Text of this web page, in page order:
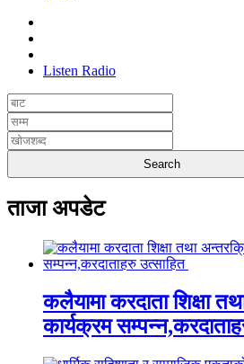
Listen Radio
ताजा अपडेट
कलैयामा करदाता शिक्षा
कार्यक्रम